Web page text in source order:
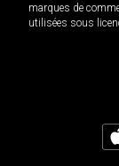
marques de
utilisées sous